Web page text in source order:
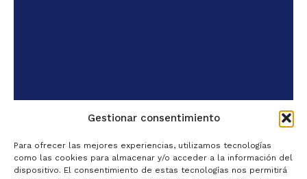
Gestionar consentimiento
Para ofrecer las mejores experiencias, utilizamos tecnologías
como las cookies para almacenar y/o acceder a la información del
dispositivo. El consentimiento de estas tecnologías nos permitirá